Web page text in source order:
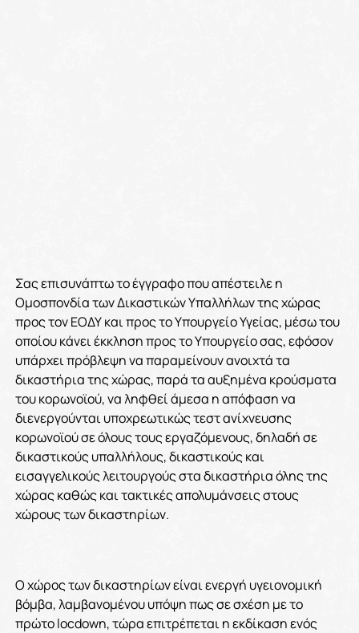
Σας επισυνάπτω το έγγραφο που απέστειλε η
Ομοσπονδία των Δικαστικών Υπαλλήλων της χώρας
προς τον ΕΟΔΥ και προς το Υπουργείο Υγείας, μέσω του
οποίου κάνει έκκληση προς το Υπουργείο σας, εφόσον
υπάρχει πρόβλεψη να παραμείνουν ανοιχτά τα
δικαστήρια της χώρας, παρά τα αυξημένα κρούσματα
του κορωνοϊού, να ληφθεί άμεσα η απόφαση να
διενεργούνται υποχρεωτικώς τεστ ανίχνευσης
κορωνοϊού σε όλους τους εργαζόμενους,δηλαδή σε
δικαστικούς υπαλλήλους, δικαστικούς και
εισαγγελικούς λειτουργούς στα δικαστήρια όλης της
χώρας καθώς και τακτικές απολυμάνσεις στους
χώρους των δικαστηρίων.
Ο χώρος των δικαστηρίων είναι ενεργή υγειονομική
βόμβα, λαμβανομένου υπόψη πως σε σχέση με το
πρώτο locdown, τώρα επιτρέπεται η εκδίκαση ενός